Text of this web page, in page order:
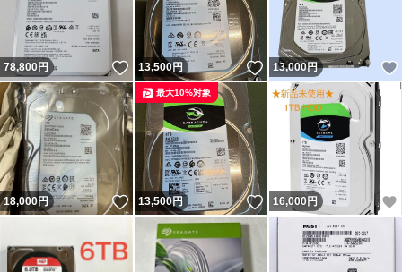
78,800円 いいね！
13,500円 いいね！
13,000円
18,000円 いいね！
13,500円 いいね！
最大10%対象
16,000円